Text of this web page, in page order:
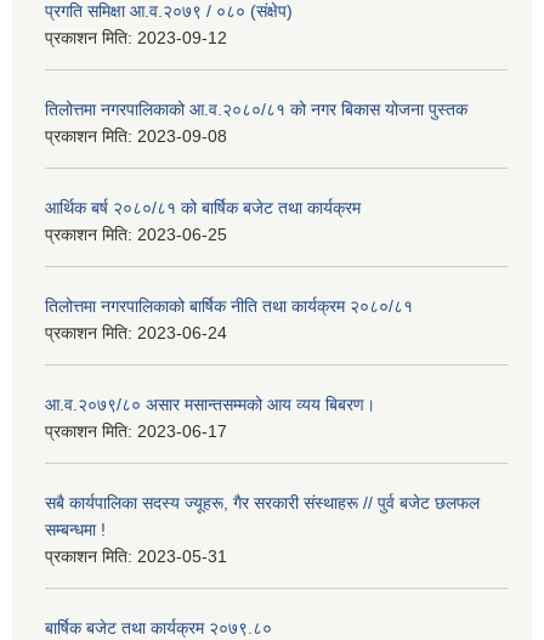
प्रगति समिक्षा आ.व.२०७९ / ०८० (संक्षेप)
प्रकाशन मिति: 2023-09-12
तिलोत्तमा नगरपालिकाको आ.व.२०८०/८१ को नगर बिकास योजना पुस्तक
प्रकाशन मिति: 2023-09-08
आर्थिक बर्ष २०८०/८१ को बार्षिक बजेट तथा कार्यक्रम
प्रकाशन मिति: 2023-06-25
तिलोत्तमा नगरपालिकाको बार्षिक नीति तथा कार्यक्रम २०८०/८१
प्रकाशन मिति: 2023-06-24
आ.व.२०७९/८० असार मसान्तसम्मको आय व्यय बिबरण।
प्रकाशन मिति: 2023-06-17
सबै कार्यपालिका सदस्य ज्यूहरू, गैर सरकारी संस्थाहरू // पुर्व बजेट छलफल
सम्बन्धमा !
प्रकाशन मिति: 2023-05-31
बार्षिक बजेट तथा कार्यक्रम २०७९.८०